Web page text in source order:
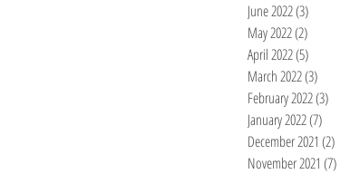
June 2022(3)
May 2022(2)
April 2022(5)
March 2022(3)
February 2022(3)
January 2022(7)
December 2021 (2)
November 2021 (7)